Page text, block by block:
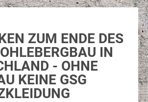
ZUM ENDE DES
IN
- OHNE
KEINE GSG